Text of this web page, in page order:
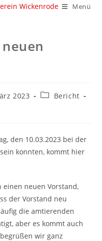
Wickenrode Menü
2023
Beitrags-
Bericht
den 10.03.2023 bei der
konnten, kommt hier
einen neuen Vorstand,
der Vorstand neu
die amtierenden
aber es kommt auch
wir ganz